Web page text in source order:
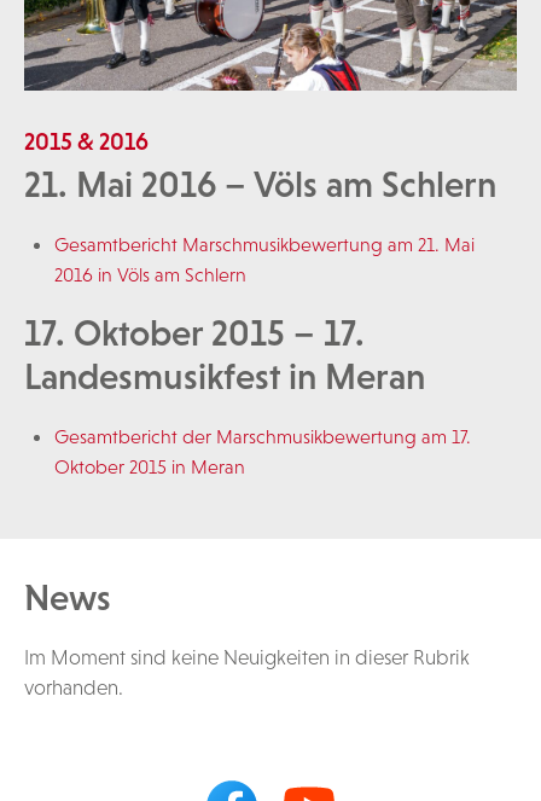
2015 & 2016
21. Mai 2016 – Völs am Schlern
Gesamtbericht Marschmusikbewertung am 21. Mai
2016 in Völs am Schlern
17. Oktober 2015 – 17.
Landesmusikfest in Meran
Gesamtbericht der Marschmusikbewertung am 17.
Oktober 2015 in Meran
News
Im Moment sind keine Neuigkeiten in dieser Rubrik
vorhanden.